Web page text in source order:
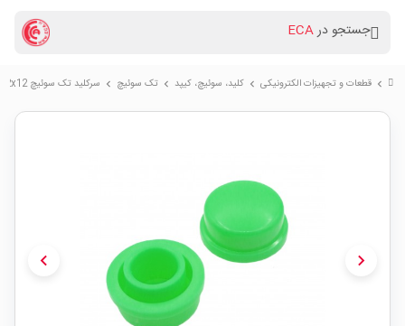
جستجو درECA
chevron_right قطعات و تجهیزات الکترونیکی chevron_right کلید، سوئیچ، کیپد chevron_right تک سوئیچ chevron_right سرکلید تک سوئیچ 12x12 گرد مدل A105 رنگ سبز
chevron_left chevron_right